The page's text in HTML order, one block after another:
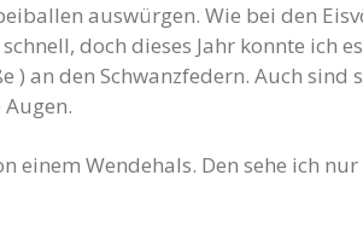
auswürgen. Wie bei den
doch dieses Jahr konnte ich
) an den Schwanzfedern. Auch
Wendehals. Den sehe ich